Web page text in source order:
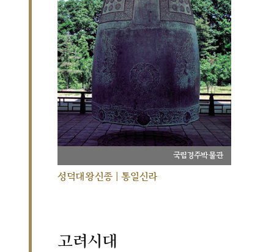
국립경주박물관
성덕대왕신종 | 통일신라
고려시대